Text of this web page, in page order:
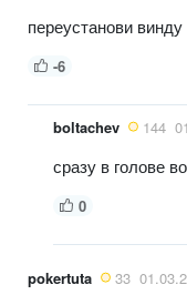
переустанови винду
-6
boltachev 144
сразу в голове
0
pokertuta 33